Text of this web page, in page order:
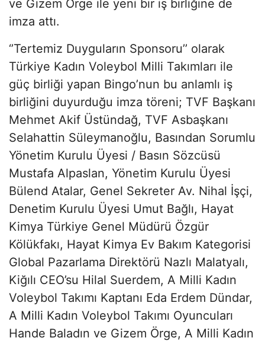
ve Gizem Örge ile yeni bir iş birliğine de
imza attı.
‘’Tertemiz Duyguların Sponsoru’’ olarak
Türkiye Kadın Voleybol Milli Takımları ile
güç birliği yapan Bingo’nun bu anlamlı iş
birliğini duyurduğu imza töreni; TVF Başkanı
Mehmet Akif Üstündağ, TVF Asbaşkanı
Selahattin Süleymanoğlu, Basından Sorumlu
Yönetim Kurulu Üyesi / Basın Sözcüsü
Mustafa Alpaslan, Yönetim Kurulu Üyesi
Bülend Atalar, Genel Sekreter Av. Nihal İşçi,
Denetim Kurulu Üyesi Umut Bağlı, Hayat
Kimya Türkiye Genel Müdürü Özgür
Kölükfakı, Hayat Kimya Ev Bakım Kategorisi
Global Pazarlama Direktörü Nazlı Malatyalı,
Kiğılı CEO’su Hilal Suerdem, A Milli Kadın
Voleybol Takımı Kaptanı Eda Erdem Dündar,
A Milli Kadın Voleybol Takımı Oyuncuları
Hande Baladın ve Gizem Örge, A Milli Kadın